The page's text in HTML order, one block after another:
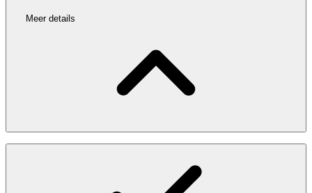
Meer details